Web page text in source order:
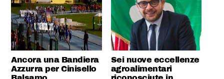
Ancora una Bandiera
Azzurra per Cinisello
Sei nuove eccellenze
agroalimentari